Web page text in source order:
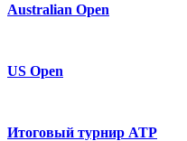
Australian Open
US Open
Итоговый турнир ATP